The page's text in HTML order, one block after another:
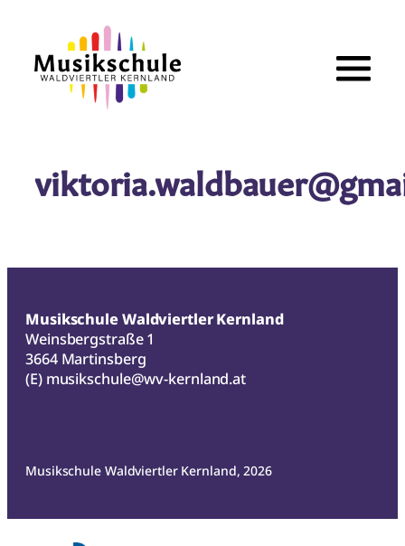
springen
Musikschule Waldviertler Kernland
Weinsbergstraße 1
3664 Martinsberg
(E) musikschule@wv-kernland.at
Musikschule Waldviertler Kernland, 2026